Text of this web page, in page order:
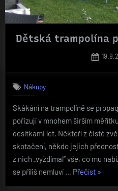
Dětská trampolína
Nákupy
Skákání na trampolíně se
pořizují v mnohem širším
desítkami let. Někteří z čisté
skotačení, někdo jejich
z nich „vyždímal“ vše, co mu
se příliš nemluví … Přečíst„Dětská
»